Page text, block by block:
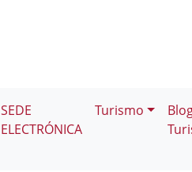
SEDE
ELECTRÓNICA
Turismo